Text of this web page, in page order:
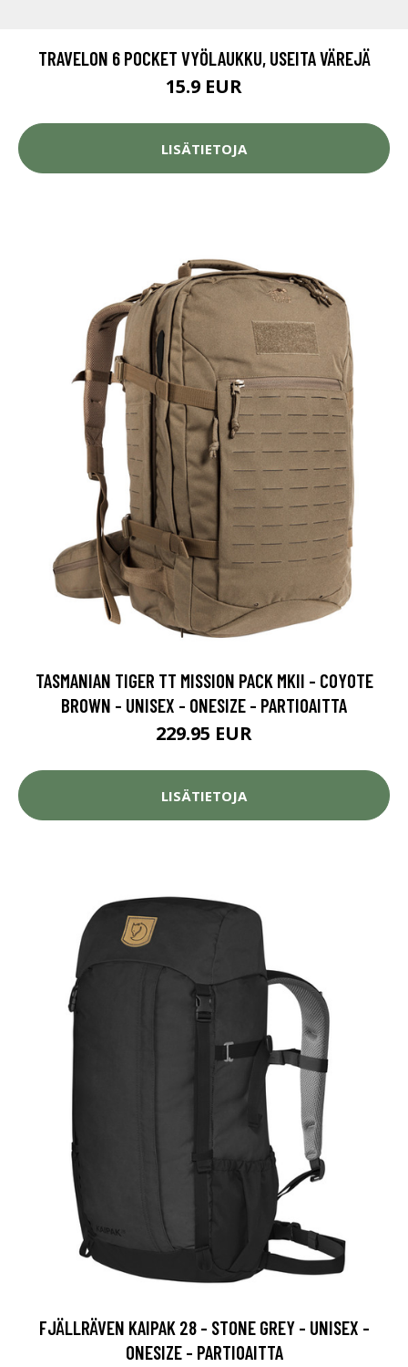
TRAVELON 6 POCKET VYÖLAUKKU, USEITA VÄREJÄ
15.9 EUR
LISÄTIETOJA
TASMANIAN TIGER TT MISSION PACK MKII - COYOTE
BROWN - UNISEX - ONESIZE - PARTIOAITTA
229.95 EUR
LISÄTIETOJA
FJÄLLRÄVEN KAIPAK 28 - STONE GREY - UNISEX -
ONESIZE - PARTIOAITTA